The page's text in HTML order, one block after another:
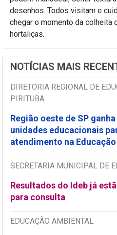
desenhos. Todos visitam e
chegar o momento da colheita
hortaliças.
NOTÍCIAS MAIS
DIRETORIA REGIONAL DE
PIRITUBA
Região oeste de SP
unidades educacionais
atendimento na
SECRETARIA MUNICIPAL DE
Resultados do Ideb já
para consulta
EDUCAÇÃO AMBIENTAL